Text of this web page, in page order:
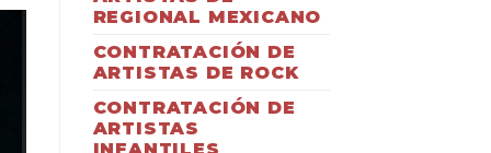
REGIONAL MEXICANO
CONTRATACIÓN DE
ARTISTAS DE ROCK
CONTRATACIÓN DE
ARTISTAS
INFANTILES